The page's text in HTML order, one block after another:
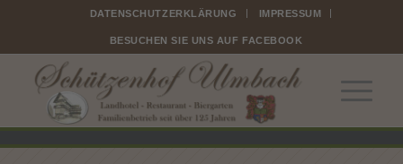
DATENSCHUTZERKLÄRUNG IMPRESSUM
BESUCHEN SIE UNS AUF FACEBOOK